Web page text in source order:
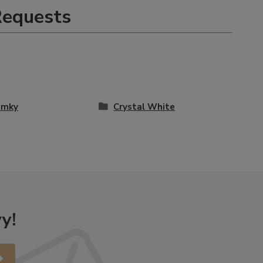
Crystal White